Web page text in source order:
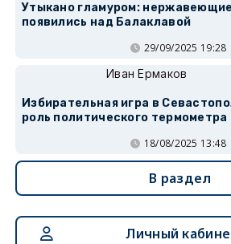
Утыкано гламуром:
появились над Балаклавой
29/09/2025 19:28
Иван Ермаков
Избирательная игра в
роль политического термометра
18/08/2025 13:48
В раздел
Личный